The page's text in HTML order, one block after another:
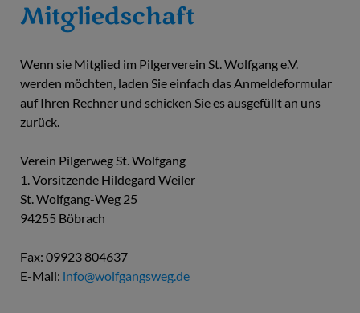
Mitgliedschaft
Wenn sie Mitglied im Pilgerverein St. Wolfgang e.V.
werden möchten, laden Sie einfach das Anmeldeformular
auf Ihren Rechner und schicken Sie es ausgefüllt an uns
zurück.
Verein Pilgerweg St. Wolfgang
1. Vorsitzende Hildegard Weiler
St. Wolfgang-Weg 25
94255 Böbrach
Fax: 09923 804637
E-Mail: info@wolfgangsweg.de